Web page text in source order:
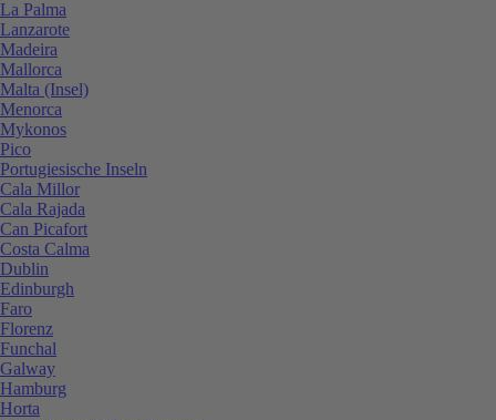
La Palma
Lanzarote
Madeira
Mallorca
Malta (Insel)
Menorca
Mykonos
Pico
Portugiesische Inseln
Cala Millor
Cala Rajada
Can Picafort
Costa Calma
Dublin
Edinburgh
Faro
Florenz
Funchal
Galway
Hamburg
Horta